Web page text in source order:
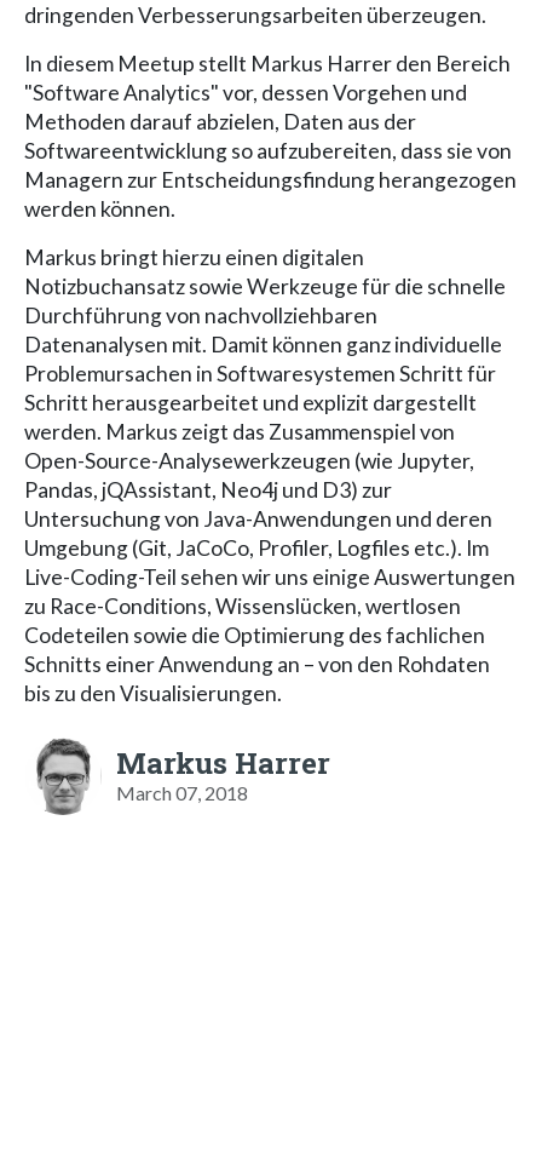
dringenden Verbesserungsarbeiten überzeugen.
In diesem Meetup stellt Markus Harrer den Bereich
"Software Analytics" vor, dessen Vorgehen und
Methoden darauf abzielen, Daten aus der
Softwareentwicklung so aufzubereiten, dass sie von
Managern zur Entscheidungsfindung herangezogen
werden können.
Markus bringt hierzu einen digitalen
Notizbuchansatz sowie Werkzeuge für die schnelle
Durchführung von nachvollziehbaren
Datenanalysen mit. Damit können ganz individuelle
Problemursachen in Softwaresystemen Schritt für
Schritt herausgearbeitet und explizit dargestellt
werden. Markus zeigt das Zusammenspiel von
Open-Source-Analysewerkzeugen (wie Jupyter,
Pandas, jQAssistant, Neo4j und D3) zur
Untersuchung von Java-Anwendungen und deren
Umgebung (Git, JaCoCo, Profiler, Logfiles etc.). Im
Live-Coding-Teil sehen wir uns einige Auswertungen
zu Race-Conditions, Wissenslücken, wertlosen
Codeteilen sowie die Optimierung des fachlichen
Schnitts einer Anwendung an – von den Rohdaten
bis zu den Visualisierungen.
Markus Harrer
March 07, 2018